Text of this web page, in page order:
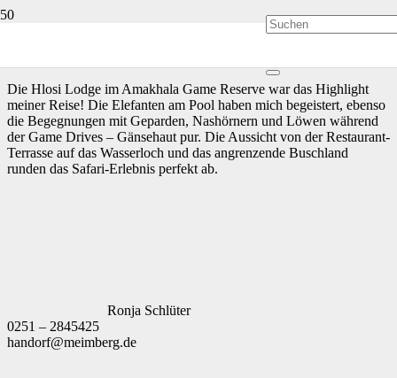
Die Hlosi Lodge im Amakhala Game Reserve war das Highlight
meiner Reise! Die Elefanten am Pool haben mich begeistert, ebenso
die Begegnungen mit Geparden, Nashörnern und Löwen während
der Game Drives – Gänsehaut pur. Die Aussicht von der Restaurant-
Terrasse auf das Wasserloch und das angrenzende Buschland
runden das Safari-Erlebnis perfekt ab.
Ronja Schlüter
0251 – 2845425
handorf@meimberg.de